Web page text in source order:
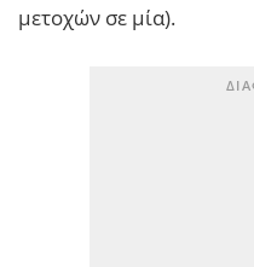
μετοχών σε μία).